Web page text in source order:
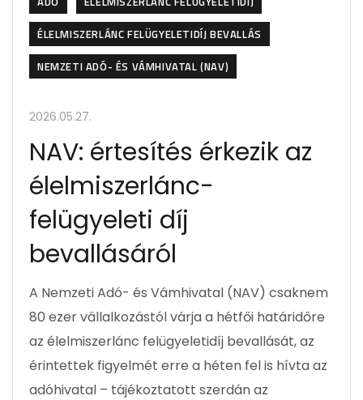
ÉLELMISZERLÁNC FELÜGYELETIDÍJ BEVALLÁS
NEMZETI ADÓ- ÉS VÁMHIVATAL (NAV)
2026.05.27.
NAV: értesítés érkezik az
élelmiszerlánc-
felügyeleti díj
bevallásáról
A Nemzeti Adó- és Vámhivatal (NAV) csaknem
80 ezer vállalkozástól várja a hétfői határidőre
az élelmiszerlánc felügyeletidíj bevallását, az
érintettek figyelmét erre a héten fel is hívta az
adóhivatal – tájékoztatott szerdán az